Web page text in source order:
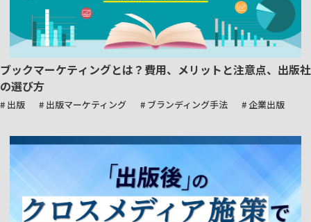
ブックマーケティングとは？費用、メリットと注意点、出版社
の選び方
# 出版 # 出版マーケティング # ブランディング手法 # 企業出版